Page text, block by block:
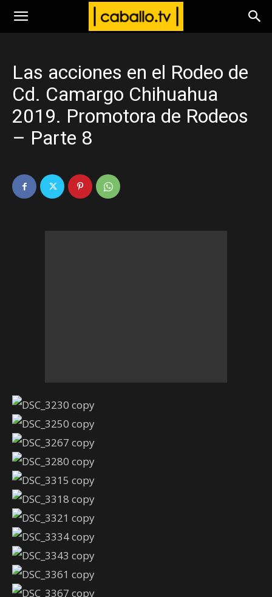
www.caballo.tv
Las acciones en el Rodeo de
Cd. Camargo Chihuahua
2019. Promotora de Rodeos
– Parte 8